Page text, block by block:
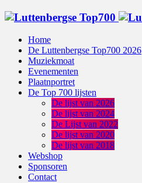
Home
De Luttenbergse Top700 2026
Muziekmoat
Evenementen
Plaatnportret
De Top 700 lijsten
De lijst van 2026
De lijst van 2024
De Lijst van 2022
De lijst van 2020
De lijst van 2018
Webshop
Sponsoren
Contact